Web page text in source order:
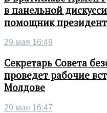
в панельной
помощник
29 мая 16:49
Секретарь Совета
проведет рабочие
Молдове
29 мая 16:47